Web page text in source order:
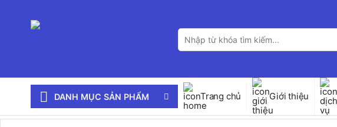
Tìm
kiếm:
DANH MỤC SẢN PHẨM Trang chủ Giới thiệu